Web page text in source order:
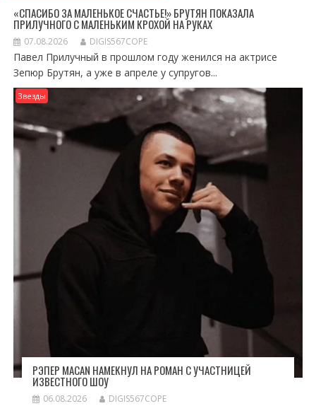
«СПАСИБО ЗА МАЛЕНЬКОЕ СЧАСТЬЕ!» БРУТЯН ПОКАЗАЛА
ПРИЛУЧНОГО С МАЛЕНЬКИМ КРОХОЙ НА РУКАХ
07.08.2026 DIGIS567COPE
Павел Прилучный в прошлом году женился на актрисе
Зепюр Брутян, а уже в апреле у супругов...
Звезды
РЭПЕР MACAN НАМЕКНУЛ НА РОМАН С УЧАСТНИЦЕЙ
ИЗВЕСТНОГО ШОУ
06.08.2026 DIGIS567COPE